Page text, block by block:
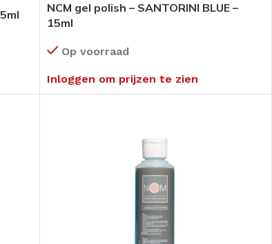
NCM gel polish – SANTORINI BLUE –
15ml
Op voorraad
Inloggen om prijzen te zien